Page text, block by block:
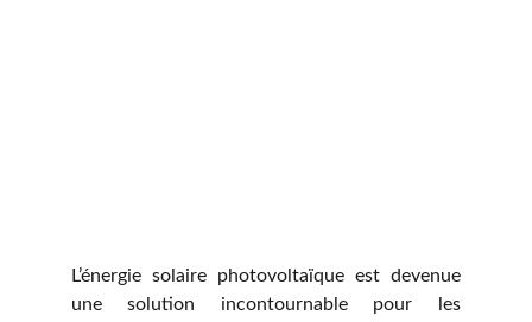
L’énergie solaire photovoltaïque est devenue
une solution incontournable pour les